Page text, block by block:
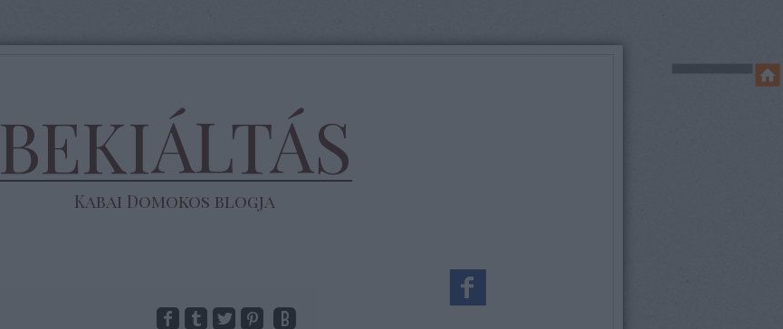
BEKIÁLTÁS
Kabai Domokos blogja